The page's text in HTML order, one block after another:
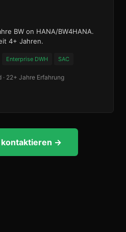
BW on HANA/BW4HANA.
4+ Jahren.
Enterprise DWH SAC
22+ Jahre Erfahrung
kontaktieren →